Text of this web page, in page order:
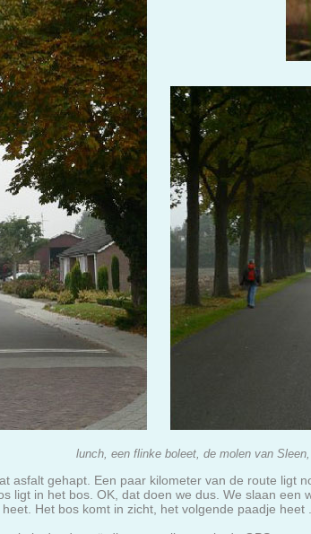
lunch, een flinke boleet, de molen van
asfalt gehapt. Een paar kilometer van de route ligt
ligt in het bos. OK, dat doen we dus. We slaan
Het bos komt in zicht, het volgende paadje